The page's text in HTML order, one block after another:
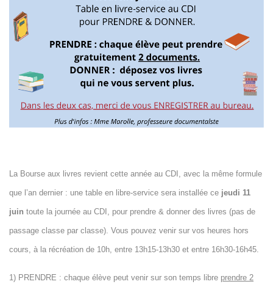
La Bourse aux livres revient cette année au CDI, avec la même formule
que l’an dernier : une table en libre-service sera installée ce jeudi 11
juin toute la journée au CDI, pour prendre & donner des livres (pas de
passage classe par classe). Vous pouvez venir sur vos heures hors
cours, à la récréation de 10h, entre 13h15-13h30 et entre 16h30-16h45.
1) PRENDRE : chaque élève peut venir sur son temps libre prendre 2